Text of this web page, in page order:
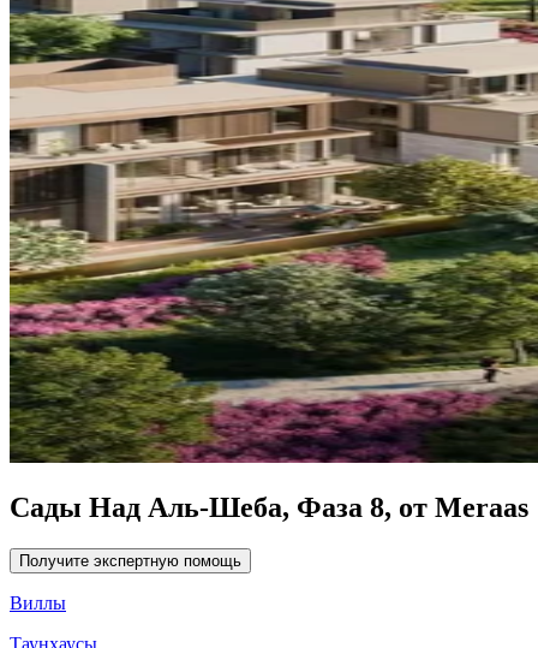
Сады Над Аль-Шеба, Фаза 8, от Meraas
Получите экспертную помощь
Виллы
Таунхаусы